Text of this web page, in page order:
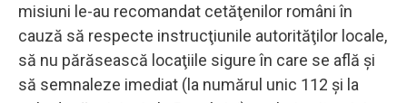
misiuni le-au recomandat cetăţenilor români în
cauză să respecte instrucţiunile autorităţilor locale,
să nu părăsească locaţiile sigure în care se află şi
să semnaleze imediat (la numărul unic 112 şi la